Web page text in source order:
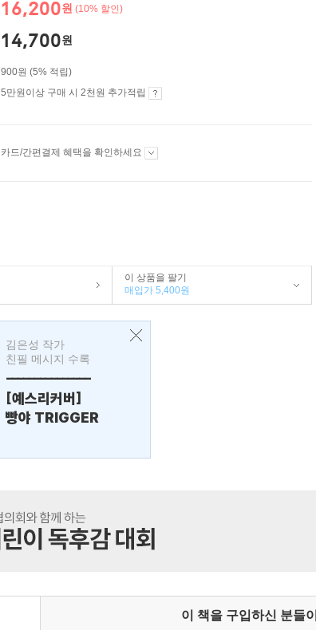
16,200원 (10% 할인)
14,700원
900원 (5% 적립)
5만원이상 구매 시 2천원 추가적립
카드/간편결제 혜택을 확인하세요
이 상품을 팔기
매입가 5,400원
김은성 작가
친필 메시지 수록
---------------
[예스리커버]
빵야 TRIGGER
이 책을 구입하신 분들이